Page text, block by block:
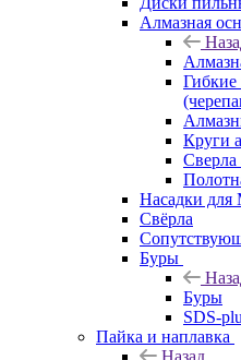
Алмазная
Круги
Сверла
Насадки
Свёрла
Буры
Буры
SDS-
Пайка и наплавка
Назад